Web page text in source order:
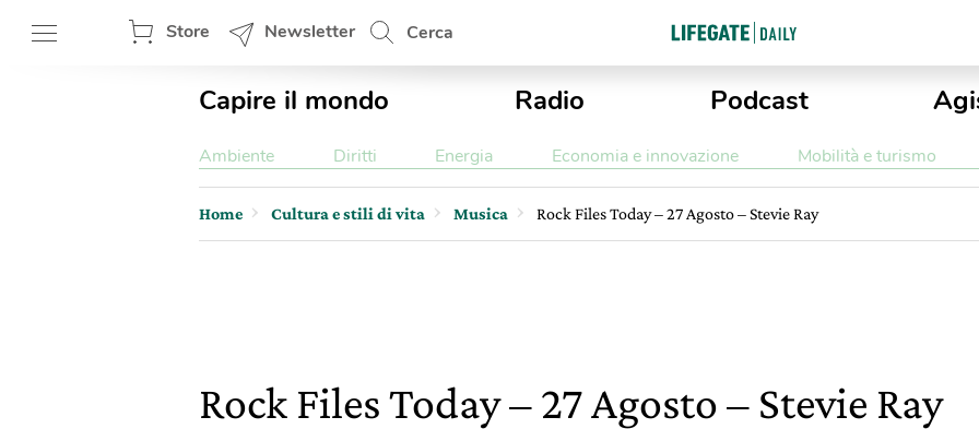
Store Newsletter Cerca
Capire il mondo Radio Podcast
Ambiente Diritti Energia Economia e innovazione Mobilità e turismo
Home Cultura e stili di vita Musica Rock Files Today – 27 Agosto – Stevie Ray
Rock Files Today – 27 Agosto – Stevie Ray